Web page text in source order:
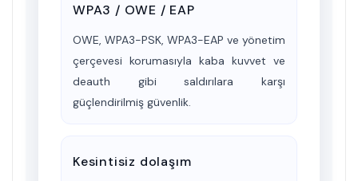
WPA3 / OWE / EAP
OWE, WPA3-PSK, WPA3-EAP ve yönetim
çerçevesi korumasıyla kaba kuvvet ve
deauth gibi saldırılara karşı
güçlendirilmiş güvenlik.
Kesintisiz dolaşım